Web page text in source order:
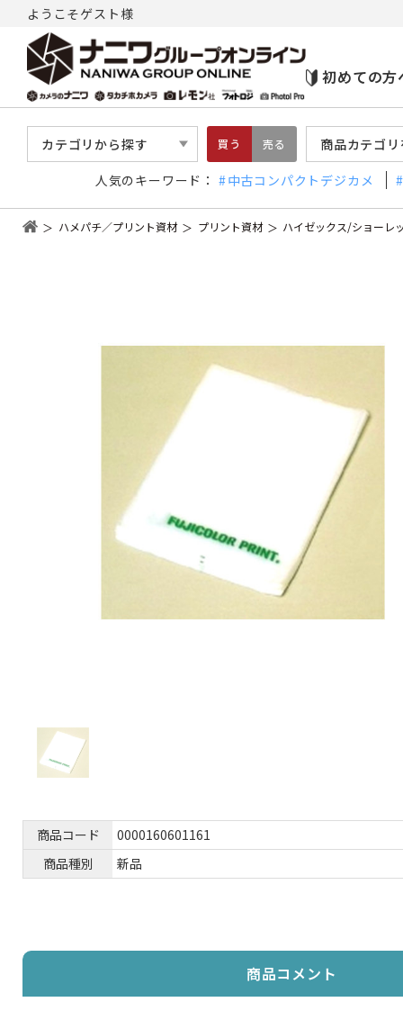
ようこそゲスト様
初めての方
カテゴリから探す 買う 売る 商品カテゴ
人気のキーワード： 中古コンパクトデジカメ
ハメパチ／プリント資材 プリント資材 ハイゼックス/ショーレ
商品コード
0000160601161
商品種別
新品
商品コメント